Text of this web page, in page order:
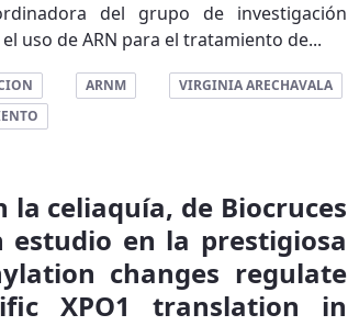
del grupo de investigación
uso de ARN para el tratamiento de...
ARNM
VIRGINIA ARECHAVALA
celiaquía, de Biocruces
estudio en la prestigiosa
changes regulate
XPO1 translation in